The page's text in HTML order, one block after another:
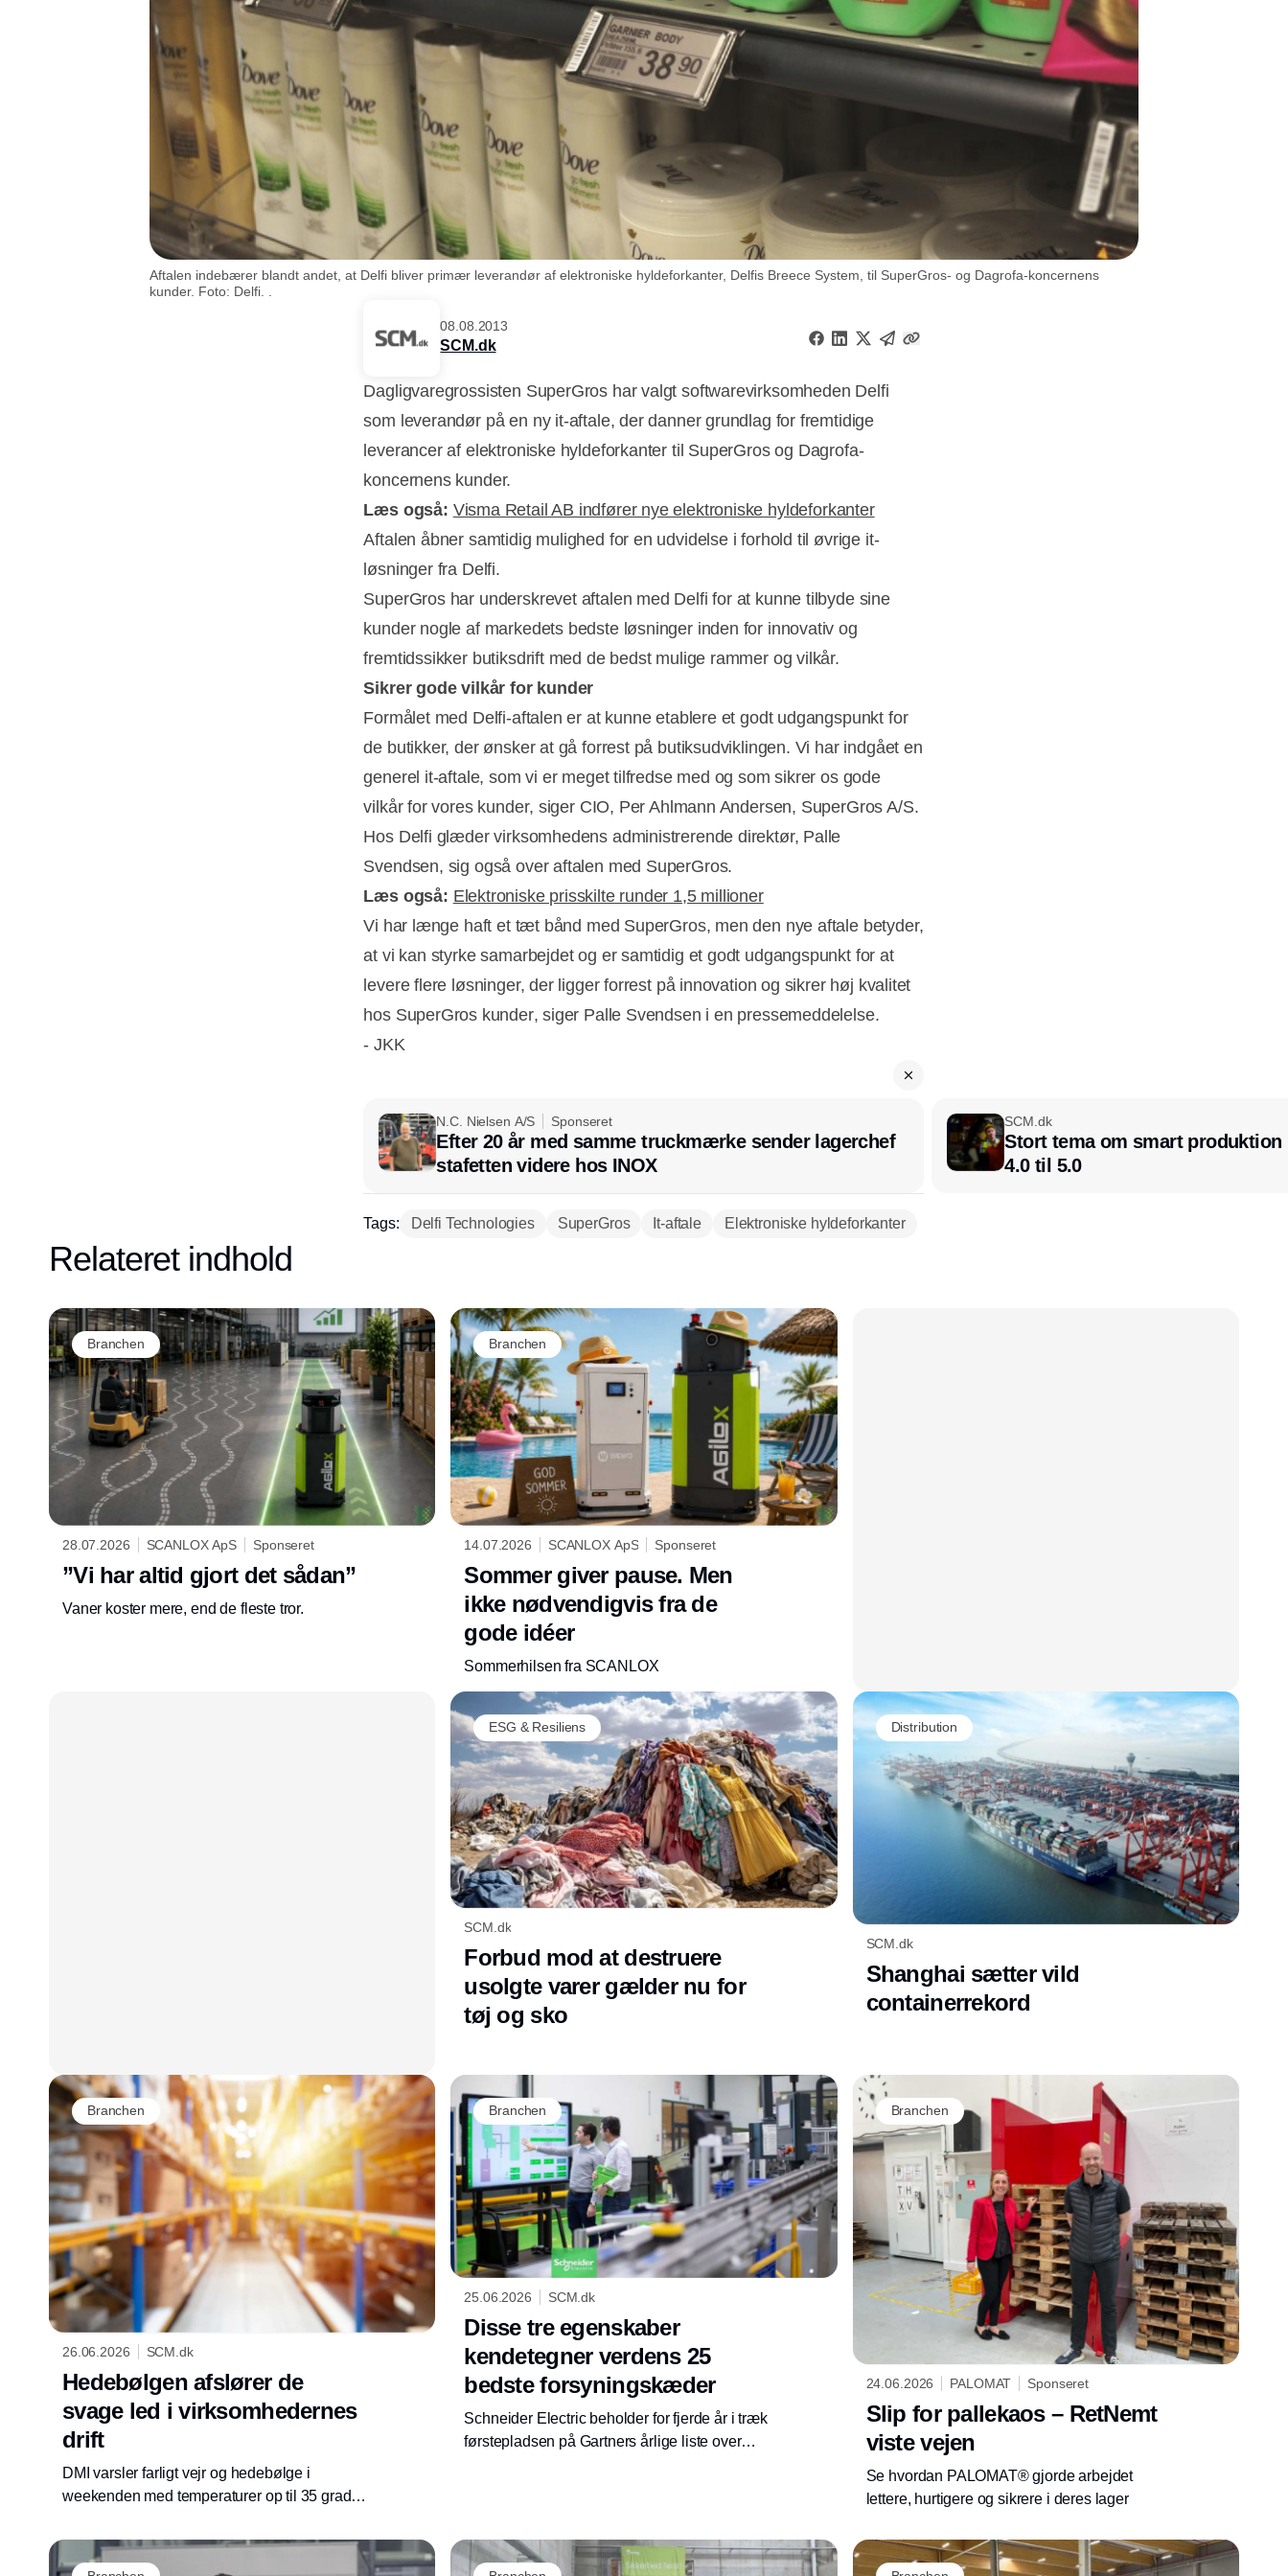
Aftalen indebærer blandt andet, at Delfi bliver primær leverandør af elektroniske hyldeforkanter, Delfis Breece System, til SuperGros- og Dagrofa-koncernens
kunder. Foto: Delfi. .
08.08.2013
SCM.dk
Dagligvaregrossisten SuperGros har valgt softwarevirksomheden Delfi
som leverandør på en ny it-aftale, der danner grundlag for fremtidige
leverancer af elektroniske hyldeforkanter til SuperGros og Dagrofa-
koncernens kunder.
Læs også: Visma Retail AB indfører nye elektroniske hyldeforkanter
Aftalen åbner samtidig mulighed for en udvidelse i forhold til øvrige it-
løsninger fra Delfi.
SuperGros har underskrevet aftalen med Delfi for at kunne tilbyde sine
kunder nogle af markedets bedste løsninger inden for innovativ og
fremtidssikker butiksdrift med de bedst mulige rammer og vilkår.
Sikrer gode vilkår for kunder
Formålet med Delfi-aftalen er at kunne etablere et godt udgangspunkt for
de butikker, der ønsker at gå forrest på butiksudviklingen. Vi har indgået en
generel it-aftale, som vi er meget tilfredse med og som sikrer os gode
vilkår for vores kunder, siger CIO, Per Ahlmann Andersen, SuperGros A/S.
Hos Delfi glæder virksomhedens administrerende direktør, Palle
Svendsen, sig også over aftalen med SuperGros.
Læs også: Elektroniske prisskilte runder 1,5 millioner
Vi har længe haft et tæt bånd med SuperGros, men den nye aftale betyder,
at vi kan styrke samarbejdet og er samtidig et godt udgangspunkt for at
levere flere løsninger, der ligger forrest på innovation og sikrer høj kvalitet
hos SuperGros kunder, siger Palle Svendsen i en pressemeddelelse.
- JKK
N.C. Nielsen A/S Sponseret
Efter 20 år med samme truckmærke sender lagerchef
stafetten videre hos INOX
SCM.dk
Stort tema om smart
4.0 til 5.0
Tags: Delfi Technologies SuperGros It-aftale Elektroniske hyldeforkanter
Relateret indhold
Branchen
28.07.2026 SCANLOX ApS Sponseret
”Vi har altid gjort det sådan”
Vaner koster mere, end de fleste tror.
Branchen
14.07.2026 SCANLOX ApS Sponseret
Sommer giver pause. Men
ikke nødvendigvis fra de
gode idéer
Sommerhilsen fra SCANLOX
ESG & Resiliens
SCM.dk
Forbud mod at destruere
usolgte varer gælder nu for
tøj og sko
Distribution
SCM.dk
Shanghai sætter vild
containerrekord
Branchen
26.06.2026 SCM.dk
Hedebølgen afslører de
svage led i virksomhedernes
drift
DMI varsler farligt vejr og hedebølge i
weekenden med temperaturer op til 35 grader.
virksomheder bruge varslet til at gennemgå,
hvor varmen kan ramme medarbejdere,
Branchen
25.06.2026 SCM.dk
Disse tre egenskaber
kendetegner verdens 25
bedste forsyningskæder
Schneider Electric beholder for fjerde år i træk
førstepladsen på Gartners årlige liste over
Branchen
24.06.2026 PALOMAT Sponseret
Slip for pallekaos – RetNemt
viste vejen
Se hvordan PALOMAT® gjorde arbejdet
lettere, hurtigere og sikrere i deres lager